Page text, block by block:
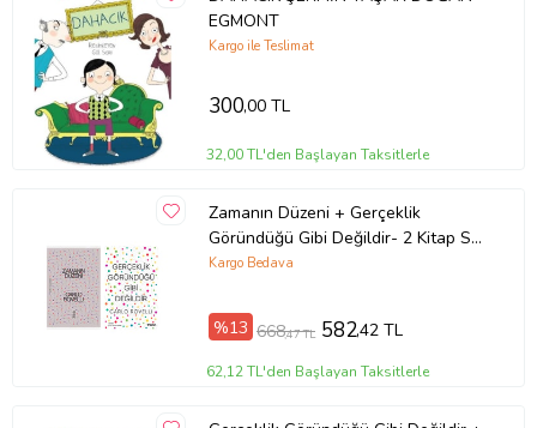
EGMONT
Kargo ile Teslimat
300,00 TL
32,00 TL'den Başlayan Taksitlerle
Zamanın Düzeni + Gerçeklik
Göründüğü Gibi Değildir- 2 Kitap Set
- Iş Bankası Özel Set Zamanın
Kargo Bedava
%13 668,47 TL 582,42 TL
62,12 TL'den Başlayan Taksitlerle